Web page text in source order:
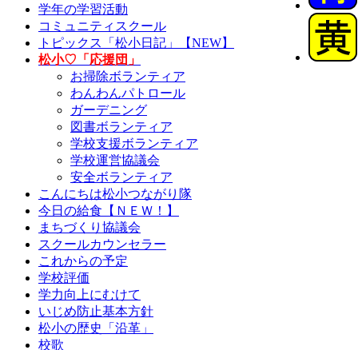
学年の学習活動
コミュニティスクール
トピックス「松小日記」【NEW】
松小♡「応援団」
お掃除ボランティア
わんわんパトロール
ガーデニング
図書ボランティア
学校支援ボランティア
学校運営協議会
安全ボランティア
こんにちは松小つながり隊
今日の給食【ＮＥＷ！】
まちづくり協議会
スクールカウンセラー
これからの予定
学校評価
学力向上にむけて
いじめ防止基本方針
松小の歴史「沿革」
校歌